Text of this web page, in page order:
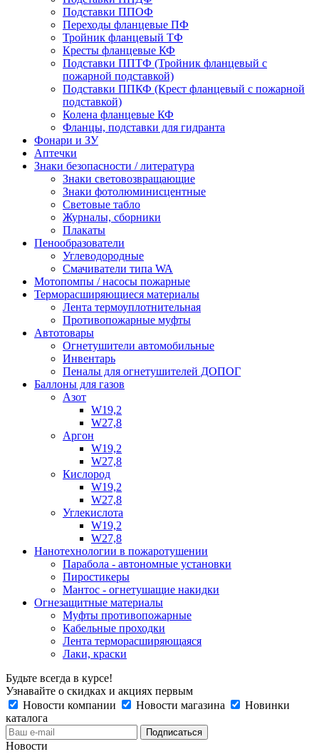
Подставки ППОФ
Переходы фланцевые ПФ
Тройник фланцевый ТФ
Кресты фланцевые КФ
Подставки ППТФ (Тройник фланцевый с
пожарной подставкой)
Подставки ППКФ (Крест фланцевый с пожарной
подставкой)
Колена фланцевые КФ
Фланцы, подставки для гидранта
Фонари и ЗУ
Аптечки
Знаки безопасности / литература
Знаки световозвращающие
Знаки фотолюминисцентные
Световые табло
Журналы, сборники
Плакаты
Пенообразователи
Углеводородные
Смачиватели типа WA
Мотопомпы / насосы пожарные
Терморасширяющиеся материалы
Лента термоуплотнительная
Противопожарные муфты
Автотовары
Огнетушители автомобильные
Инвентарь
Пеналы для огнетушителей ДОПОГ
Баллоны для газов
Азот
W19,2
W27,8
Аргон
W19,2
W27,8
Кислород
W19,2
W27,8
Углекислота
W19,2
W27,8
Нанотехнологии в пожаротушении
Парабола - автономные установки
Пиростикеры
Мантос - огнетушащие накидки
Огнезащитные материалы
Муфты противопожарные
Кабельные проходки
Лента терморасширяющаяся
Лаки, краски
Будьте всегда в курсе!
Узнавайте о скидках и акциях первым
Новости компании
Новости магазина
Новинки
каталога
Новости